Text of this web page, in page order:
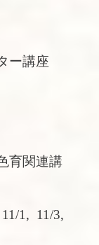
ー講座
育関連講
1, 11/3,